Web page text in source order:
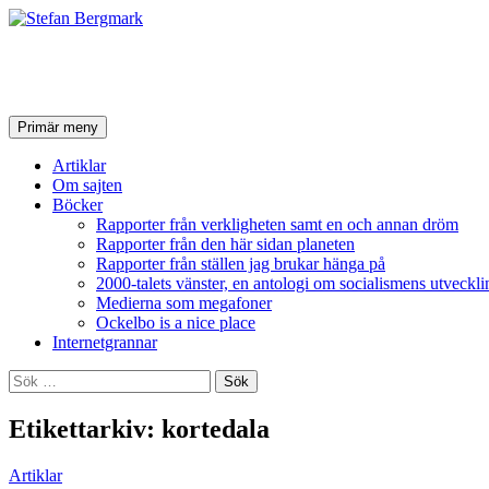
SökPrimär meny Hoppa
till
innehåll
Artiklar
Om sajten
Böcker
Rapporter från verkligheten samt en och annan dröm
Rapporter från den här sidan planeten
Rapporter från ställen jag brukar hänga på
2000-talets vänster, en antologi om socialismens
Medierna som megafoner
Ockelbo is a nice place
Internetgrannar
Sök
efter:
Etikettarkiv: kortedala
Artiklar